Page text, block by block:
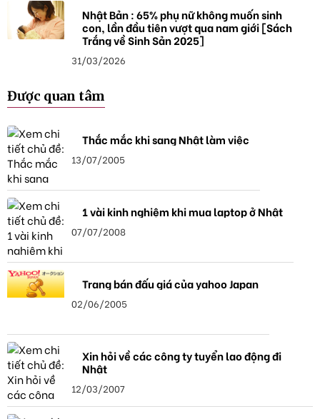
Nhật Bản : 65% phụ nữ không muốn sinh
con, lần đầu tiên vượt qua nam giới [Sách
Trắng về Sinh Sản 2025]
31/03/2026
Được quan tâm
Thắc mắc khi sang Nhật làm việc
13/07/2005
1 vài kinh nghiệm khi mua laptop ở Nhật
07/07/2008
Trang bán đấu giá của yahoo Japan
02/06/2005
Xin hỏi về các công ty tuyển lao động đi
Nhật
12/03/2007